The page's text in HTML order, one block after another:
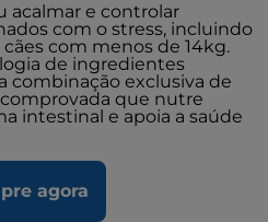
acalmar e controlar
com o stress, incluindo
com menos de 14kg.
de ingredientes
combinação exclusiva de
que nutre
intestinal e apoia a saúde
agora